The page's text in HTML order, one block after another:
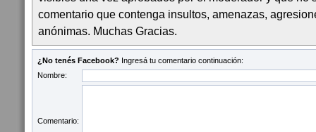
comentario que contenga insultos, amenazas,
anónimas. Muchas Gracias.
¿No tenés Facebook? Ingresá tu comentario continuación:
Nombre:
Comentario: